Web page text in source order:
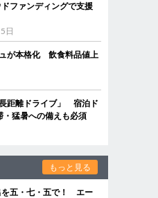
ファンディングで支援
日
ュが本格化 飲食料品値上
距離ドライブ」 宿泊ド
・猛暑への備えも必須
もっと見る
を五・七・五で！ エー